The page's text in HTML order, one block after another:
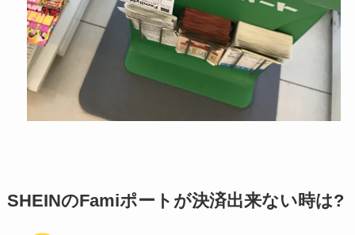
SHEINのFamiポートが決済出来ない時は?